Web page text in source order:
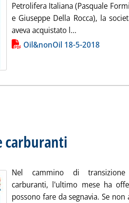
Petrolifera Italiana (Pasquale
e Giuseppe Della Rocca), la
aveva acquistato l...
alla notizia
Oil&nonOil 18-5-2018
carburanti
Nel cammino di transizione
carburanti, l'ultimo mese ha
possono fare da segnavia. Se